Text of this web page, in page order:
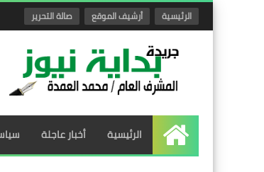
الرئيسية أرشيف الموقع صالة التحرير
الرئيسية
الرئيسية أخبار عاجلة